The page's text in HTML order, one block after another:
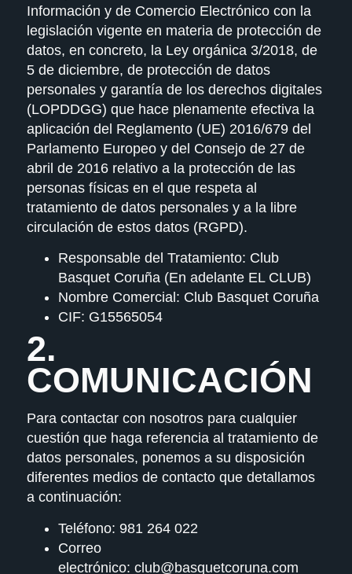
Información y de Comercio Electrónico con la
legislación vigente en materia de protección de
datos, en concreto, la Ley orgánica 3/2018, de
5 de diciembre, de protección de datos
personales y garantía de los derechos digitales
(LOPDDGG) que hace plenamente efectiva la
aplicación del Reglamento (UE) 2016/679 del
Parlamento Europeo y del Consejo de 27 de
abril de 2016 relativo a la protección de las
personas físicas en el que respeta al
tratamiento de datos personales y a la libre
circulación de estos datos (RGPD).
Responsable del Tratamiento: Club
Basquet Coruña (En adelante EL CLUB)
Nombre Comercial: Club Basquet Coruña
CIF: G15565054
2.
COMUNICACIÓN
Para contactar con nosotros para cualquier
cuestión que haga referencia al tratamiento de
datos personales, ponemos a su disposición
diferentes medios de contacto que detallamos
a continuación:
Teléfono: 981 264 022
Correo
electrónico: club@basquetcoruna.com